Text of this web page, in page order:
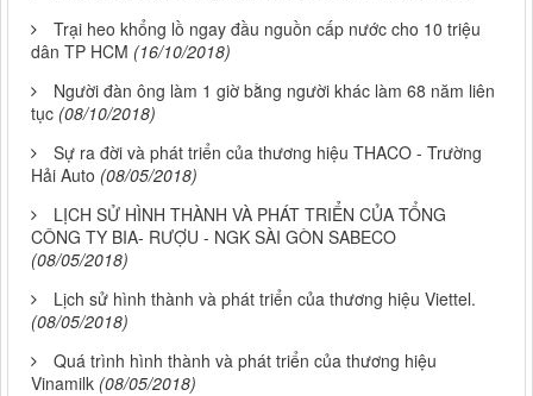
Trại heo khổng lồ ngay đầu nguồn cấp nước cho 10 triệu
dân TP HCM (16/10/2018)
Người đàn ông làm 1 giờ bằng người khác làm 68 năm liên
tục (08/10/2018)
Sự ra đời và phát triển của thương hiệu THACO - Trường
Hải Auto (08/05/2018)
LỊCH SỬ HÌNH THÀNH VÀ PHÁT TRIỂN CỦA TỔNG
CÔNG TY BIA- RƯỢU - NGK SÀI GÒN SABECO
(08/05/2018)
Lịch sử hình thành và phát triển của thương hiệu Viettel.
(08/05/2018)
Quá trình hình thành và phát triển của thương hiệu
Vinamilk (08/05/2018)